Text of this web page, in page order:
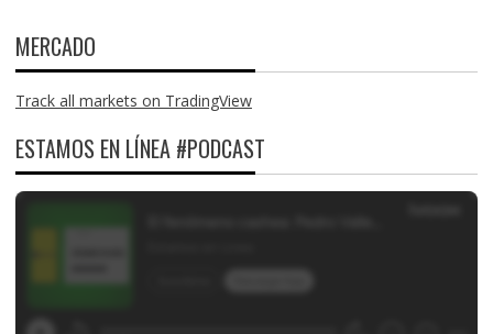
MERCADO
Track all markets on TradingView
ESTAMOS EN LÍNEA #PODCAST